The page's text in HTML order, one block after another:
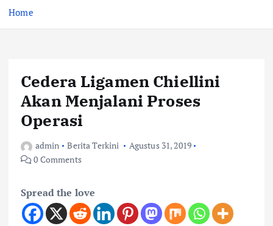
Home
Cedera Ligamen Chiellini
Akan Menjalani Proses
Operasi
admin Berita Terkini
Agustus 31, 2019
0 Comments
Spread the love